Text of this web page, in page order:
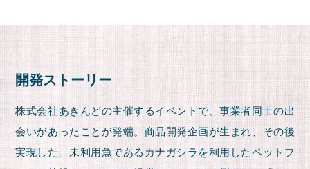
開発ストーリー
株式会社あきんどの主催するイベントで、事業者同士の出
会いがあったことが発端。商品開発企画が生まれ、その後
実現した。未利用魚であるカナガシラを利用したペットフ